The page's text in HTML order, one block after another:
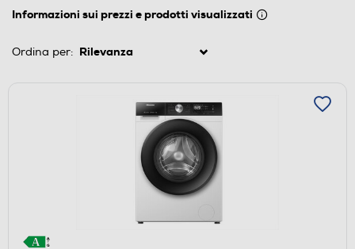
Informazioni sui prezzi e prodotti visualizzati
Ordina per: